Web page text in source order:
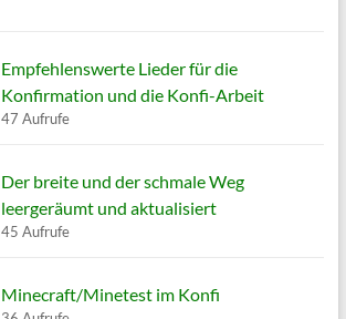
Empfehlenswerte Lieder für die
Konfirmation und die Konfi-Arbeit
47 Aufrufe
Der breite und der schmale Weg
leergeräumt und aktualisiert
45 Aufrufe
Minecraft/Minetest im Konfi